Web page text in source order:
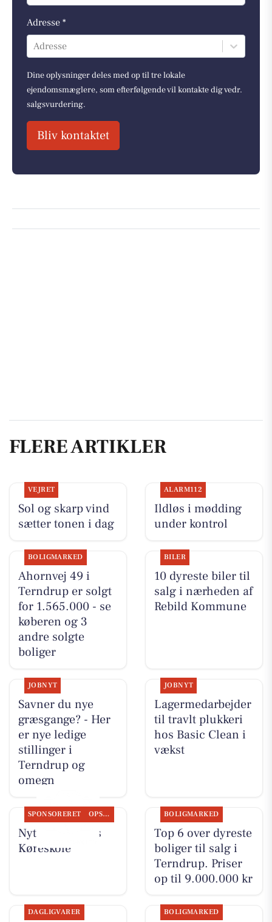
Adresse *
Adresse
Dine oplysninger deles med op til tre lokale
ejendomsmæglere, som efterfølgende vil kontakte dig vedr.
salgsvurdering.
Bliv kontaktet
FLERE ARTIKLER
VEJRET
Sol og skarp vind
sætter tonen i dag
ALARM112
Ildløs i mødding
under kontrol
BOLIGMARKED
Ahornvej 49 i
Terndrup er solgt
for 1.565.000 - se
køberen og 3
andre solgte
boliger
BILER
10 dyreste biler til
salg i nærheden af
Rebild Kommune
JOBNYT
Savner du nye
græsgange? - Her
er nye ledige
stillinger i
Terndrup og
omegn
JOBNYT
Lagermedarbejder
til travlt plukkeri
hos Basic Clean i
vækst
SPONSORERET OPSLAGSTAVLEN
Nyt fra Kudahls
Køreskole
BOLIGMARKED
Top 6 over dyreste
boliger til salg i
Terndrup. Priser
op til 9.000.000 kr
DAGLIGVARER BOLIGMARKED